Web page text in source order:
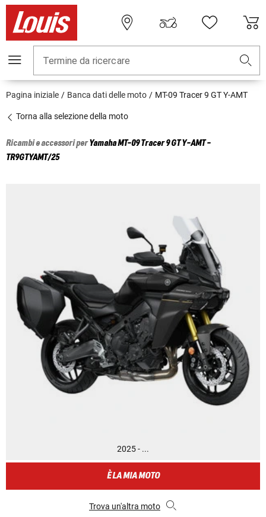
Termine da ricercare
Pagina iniziale Banca dati delle moto MT-09 Tracer 9 GT Y-AMT
Torna alla selezione della moto
Ricambi e accessori perYamahaMT-09 Tracer 9 GT Y-AMT -
TR9GTYAMT/25
2025 - ...
È LA MIA MOTO
Trova un'altra moto